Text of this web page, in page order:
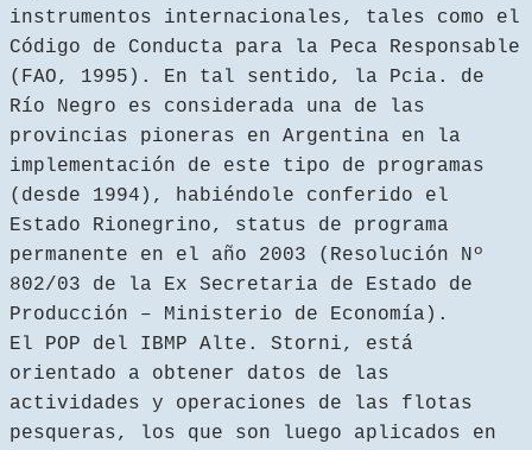
instrumentos internacionales, tales como el
Código de Conducta para la Peca Responsable
(FAO, 1995). En tal sentido, la Pcia. de
Río Negro es considerada una de las
provincias pioneras en Argentina en la
implementación de este tipo de programas
(desde 1994), habiéndole conferido el
Estado Rionegrino, status de programa
permanente en el año 2003 (Resolución Nº
802/03 de la Ex Secretaria de Estado de
Producción – Ministerio de Economía).
El POP del IBMP Alte. Storni, está
orientado a obtener datos de las
actividades y operaciones de las flotas
pesqueras, los que son luego aplicados en